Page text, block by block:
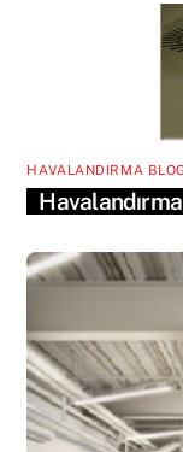
HAVALANDIRMA